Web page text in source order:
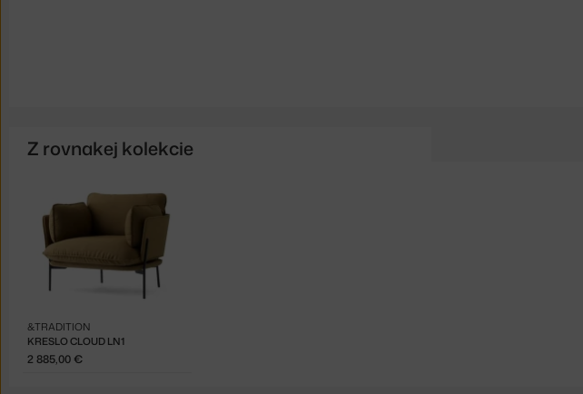
Z rovnakej kolekcie
KRESLO CLOUD LN1
&TRADITION
2 885,00 €